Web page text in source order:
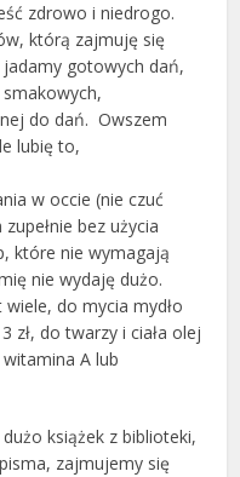
zdrowo i niedrogo.
którą zajmuję się
gotowych dań,
do dań. Owszem
lubię to,
w occie (nie czuć
bez użycia
które nie wymagają
nie wydaję dużo.
do mycia mydło
zł, do twarzy i ciała olej
A lub
książek z biblioteki,
zajmujemy się